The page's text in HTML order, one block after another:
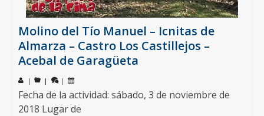
Molino del Tío Manuel – Icnitas de
Almarza – Castro Los Castillejos –
Acebal de Garagüeta
| | |
Fecha de la actividad: sábado, 3 de noviembre de
2018 Lugar de